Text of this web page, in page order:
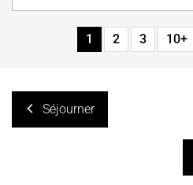
1 2 3 10+
Séjourner